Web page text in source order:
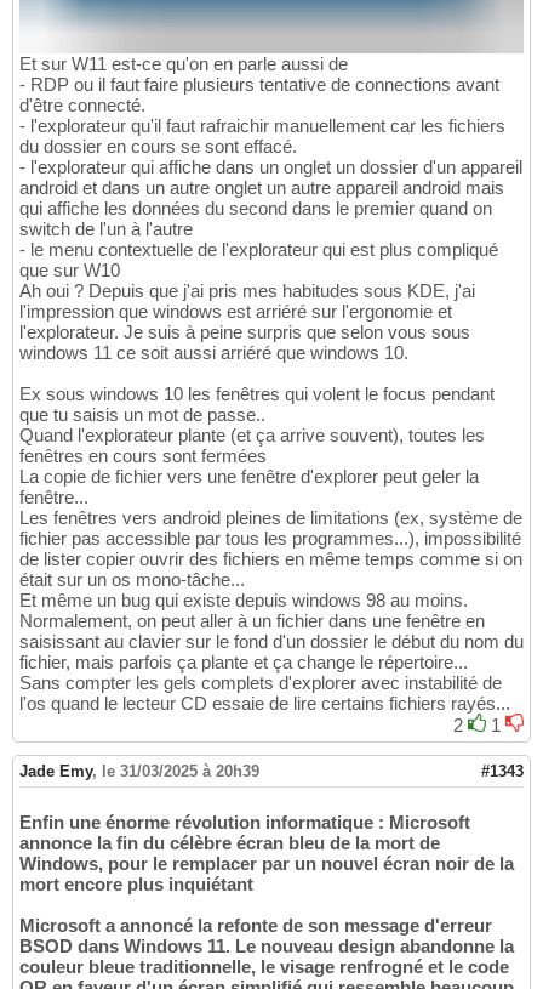
Et sur W11 est-ce qu'on en parle aussi de
- RDP ou il faut faire plusieurs tentative de connections avant
d'être connecté.
- l'explorateur qu'il faut rafraichir manuellement car les fichiers
du dossier en cours se sont effacé.
- l'explorateur qui affiche dans un onglet un dossier d'un appareil
android et dans un autre onglet un autre appareil android mais
qui affiche les données du second dans le premier quand on
switch de l'un à l'autre
- le menu contextuelle de l'explorateur qui est plus compliqué
que sur W10
Ah oui ? Depuis que j'ai pris mes habitudes sous KDE, j'ai
l'impression que windows est arriéré sur l'ergonomie et
l'explorateur. Je suis à peine surpris que selon vous sous
windows 11 ce soit aussi arriéré que windows 10.
Ex sous windows 10 les fenêtres qui volent le focus pendant
que tu saisis un mot de passe..
Quand l'explorateur plante (et ça arrive souvent), toutes les
fenêtres en cours sont fermées
La copie de fichier vers une fenêtre d'explorer peut geler la
fenêtre...
Les fenêtres vers android pleines de limitations (ex, système de
fichier pas accessible par tous les programmes...), impossibilité
de lister copier ouvrir des fichiers en même temps comme si on
était sur un os mono-tâche...
Et même un bug qui existe depuis windows 98 au moins.
Normalement, on peut aller à un fichier dans une fenêtre en
saisissant au clavier sur le fond d'un dossier le début du nom du
fichier, mais parfois ça plante et ça change le répertoire...
Sans compter les gels complets d'explorer avec instabilité de
l'os quand le lecteur CD essaie de lire certains fichiers rayés...
2
1
Jade Emy, le 31/03/2025 à 20h39 #1343
Enfin une énorme révolution informatique : Microsoft
annonce la fin du célèbre écran bleu de la mort de
Windows, pour le remplacer par un nouvel écran noir de la
mort encore plus inquiétant
Microsoft a annoncé la refonte de son message d'erreur
BSOD dans Windows 11. Le nouveau design abandonne la
couleur bleue traditionnelle, le visage renfrogné et le code